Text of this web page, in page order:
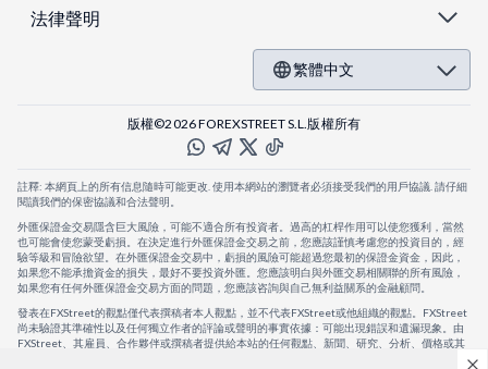
法律聲明
繁體中文
版權©2026 FOREXSTREET S.L.版權所有
註釋: 本網頁上的所有信息隨時可能更改. 使用本網站的瀏覽者必須接受我們的用戶協議. 請仔細
閱讀我們的保密協議和合法聲明。
外匯保證金交易隱含巨大風險，可能不適合所有投資者。過高的杠桿作用可以使您獲利，當然
也可能會使您蒙受虧損。在決定進行外匯保證金交易之前，您應該謹慎考慮您的投資目的，經
驗等級和冒險欲望。在外匯保證金交易中，虧損的風險可能超過您最初的保證金資金，因此，
如果您不能承擔資金的損失，最好不要投資外匯。您應該明白與外匯交易相關聯的所有風險，
如果您有任何外匯保證金交易方面的問題，您應該咨詢與自己無利益關系的金融顧問。
發表在FXStreet的觀點僅代表撰稿者本人觀點，並不代表FXStreet或他組織的觀點。FXStreet
尚未驗證其準確性以及任何獨立作者的評論或聲明的事實依據：可能出現錯誤和遺漏現象。由
FXStreet、其雇員、合作夥伴或撰稿者提供給本站的任何觀點、新聞、研究、分析、價格或其